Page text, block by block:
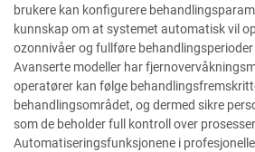
brukere kan konfigurere
kunnskap om at systemet automatisk vil
ozonnivåer og fullføre
Avanserte modeller har
operatører kan følge
behandlingsområdet, og dermed sikre
som de beholder full kontroll over
Automatiseringsfunksjonene i